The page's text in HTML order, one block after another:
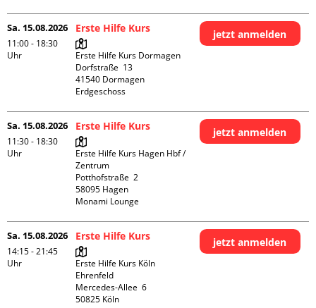
Sa. 15.08.2026
11:00 - 18:30
Uhr
Erste Hilfe Kurs
Erste Hilfe Kurs Dormagen
Dorfstraße  13
41540 Dormagen
Erdgeschoss
jetzt anmelden
Sa. 15.08.2026
11:30 - 18:30
Uhr
Erste Hilfe Kurs
Erste Hilfe Kurs Hagen Hbf /
Zentrum
Potthofstraße  2
58095 Hagen
Monami Lounge
jetzt anmelden
Sa. 15.08.2026
14:15 - 21:45
Uhr
Erste Hilfe Kurs
Erste Hilfe Kurs Köln
Ehrenfeld
Mercedes-Allee  6
50825 Köln
jetzt anmelden